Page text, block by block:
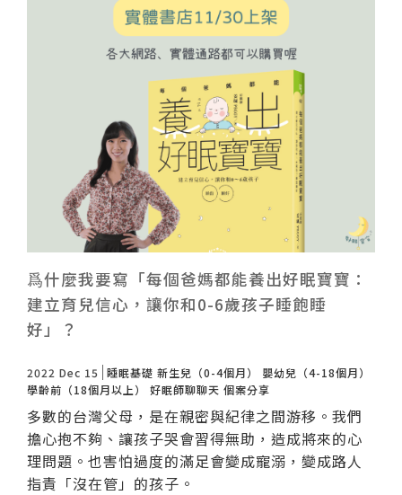
爲什麼我要寫「每個爸媽都能養出好眠寶寶：
建立育兒信心，讓你和0-6歲孩子睡飽睡
好」？
2022 Dec 15 睡眠基礎 新生兒（0-4個月）
嬰幼兒（4-18個月）
學齡前（18個月以上）
好眠師聊聊天 個案分享
多數的台灣父母，是在親密與紀律之間游移。我們
擔心抱不夠、讓孩子哭會習得無助，造成將來的心
理問題。也害怕過度的滿足會變成寵溺，變成路人
指責「沒在管」的孩子。